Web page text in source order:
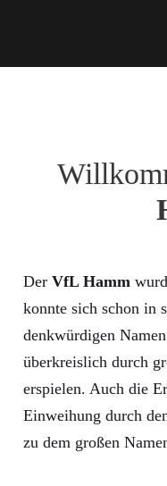
Der VfL Hamm
konnte sich schon in
denkwürdigen
überkreislich durch
erspielen. Auch die
Einweihung durch
zu dem großen